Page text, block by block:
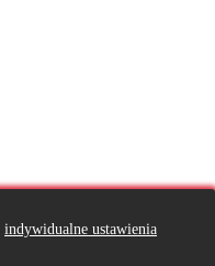
indywidualne ustawienia